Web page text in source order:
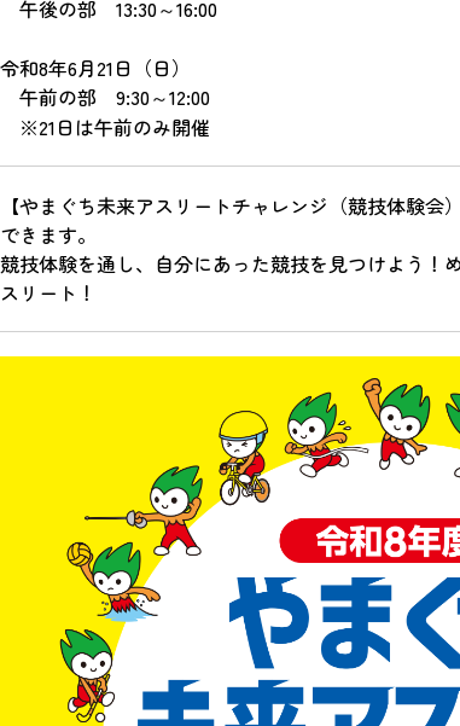
午後の部 13:30～16:00
令和8年6月21日（日）
午前の部 9:30～12:00
※21日は午前のみ開催
【やまぐち未来アスリートチャレンジ（競技体験
できます。
競技体験を通し、自分にあった競技を見つけよう
スリート！